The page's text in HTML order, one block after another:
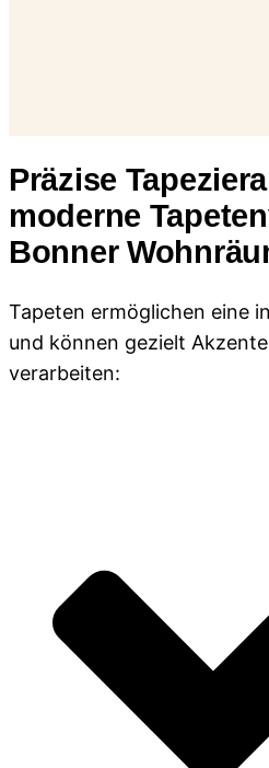
Präzise
moderne
Bonner
Tapeten ermöglichen eine
und können gezielt
verarbeiten: